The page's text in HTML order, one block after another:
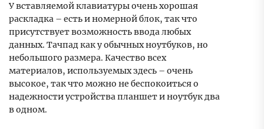
У вставляемой клавиатуры очень хорошая
раскладка – есть и номерной блок, так что
присутствует возможность ввода любых
данных. Тачпад как у обычных ноутбуков, но
небольшого размера. Качество всех
материалов, используемых здесь – очень
высокое, так что можно не беспокоиться о
надежности устройства планшет и ноутбук два
в одном.